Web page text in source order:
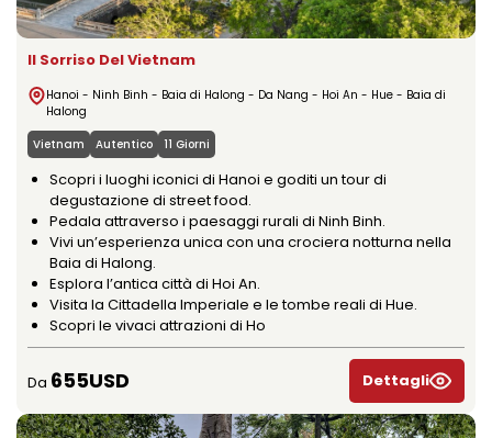
Il Sorriso Del Vietnam
Hanoi - Ninh Binh - Baia di Halong - Da Nang - Hoi An - Hue - Baia di
Halong
Vietnam
Autentico 11 Giorni
Scopri i luoghi iconici di Hanoi e goditi un tour di
degustazione di street food.
Pedala attraverso i paesaggi rurali di Ninh Binh.
Vivi un’esperienza unica con una crociera notturna nella
Baia di Halong.
Esplora l’antica città di Hoi An.
Visita la Cittadella Imperiale e le tombe reali di Hue.
Scopri le vivaci attrazioni di Ho
Da 655USD Dettagli